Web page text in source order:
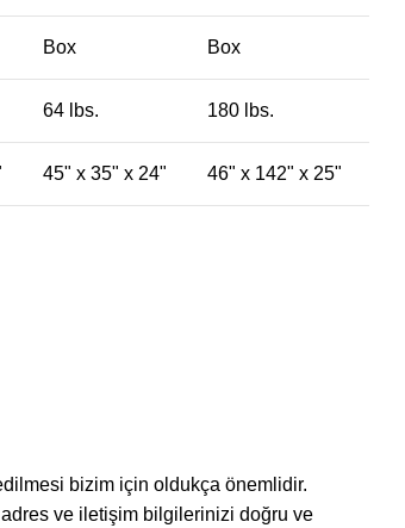
Box Box
64 lbs. 180 lbs.
45" x 35" x 24" 46" x 142" x 25"
bizim için oldukça önemlidir.
adres ve iletişim bilgilerinizi doğru ve